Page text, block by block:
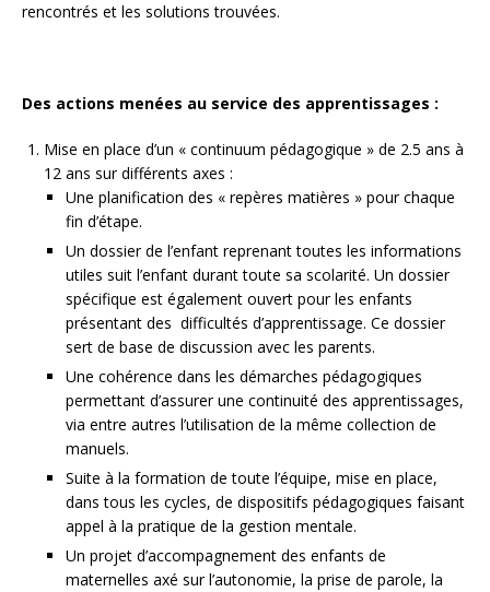
rencontrés et les solutions trouvées.
Des actions menées au service des apprentissages :
Mise en place d’un « continuum pédagogique » de 2.5 ans à
12 ans sur différents axes :
Une planification des « repères matières » pour chaque
fin d’étape.
Un dossier de l’enfant reprenant toutes les informations
utiles suit l’enfant durant toute sa scolarité. Un dossier
spécifique est également ouvert pour les enfants
présentant des difficultés d’apprentissage. Ce dossier
sert de base de discussion avec les parents.
Une cohérence dans les démarches pédagogiques
permettant d’assurer une continuité des apprentissages,
via entre autres l’utilisation de la même collection de
manuels.
Suite à la formation de toute l’équipe, mise en place,
dans tous les cycles, de dispositifs pédagogiques faisant
appel à la pratique de la gestion mentale.
Un projet d’accompagnement des enfants de
maternelles axé sur l’autonomie, la prise de parole, la